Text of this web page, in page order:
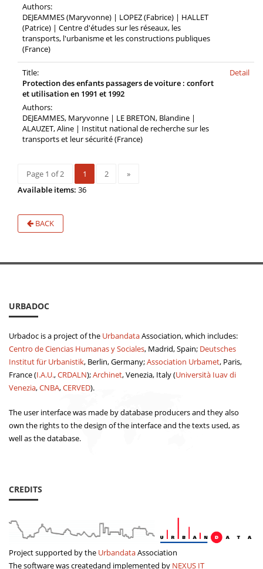
Authors:
DEJEAMMES (Maryvonne) | LOPEZ (Fabrice) | HALLET
(Patrice) | Centre d'études sur les réseaux, les
transports, l'urbanisme et les constructions publiques
(France)
Title:
Protection des enfants passagers de voiture : confort
et utilisation en 1991 et 1992
Authors:
DEJEAMMES, Maryvonne | LE BRETON, Blandine |
ALAUZET, Aline | Institut national de recherche sur les
transports et leur sécurité (France)
Detail
Page 1 of 2 1 2
»
Available items: 36
BACK
URBADOC
Urbadoc is a project of the UrbandataAssociation, which includes:
Centro de Ciencias Humanas y Sociales, Madrid, Spain; Deutsches
Institut für Urbanistik, Berlin, Germany;Association Urbamet, Paris,
France (I.A.U.,CRDALN);Archinet, Venezia, Italy (Università Iuav di
Venezia,CNBA,CERVED).
The user interface was made by database producers and they also
own the rights to the design of the interface and the texts used, as
well as the database.
CREDITS
Project supported by the UrbandataAssociation
The software was createdand implemented by NEXUS IT